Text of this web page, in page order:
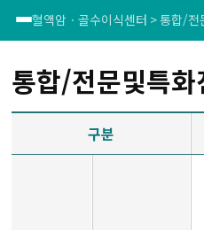
혈액암ㆍ골수이식센터 > 통합/전
위암센터
식도암센터
의
통
통합/전문및특화
구분